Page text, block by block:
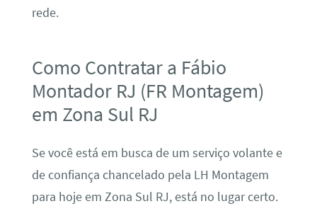
rede.
Como Contratar a Fábio
Montador RJ (FR Montagem)
em Zona Sul RJ
Se você está em busca de um serviço volante e
de confiança chancelado pela LH Montagem
para hoje em Zona Sul RJ, está no lugar certo.